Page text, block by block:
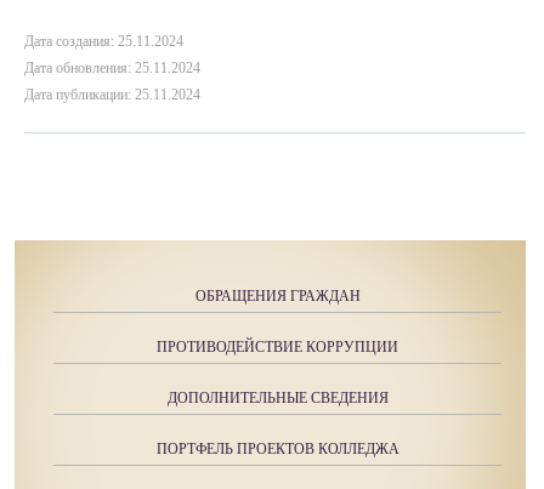
Дата создания: 25.11.2024
Дата обновления: 25.11.2024
Дата публикации: 25.11.2024
ОБРАЩЕНИЯ ГРАЖДАН
ПРОТИВОДЕЙСТВИЕ КОРРУПЦИИ
ДОПОЛНИТЕЛЬНЫЕ СВЕДЕНИЯ
ПОРТФЕЛЬ ПРОЕКТОВ КОЛЛЕДЖА